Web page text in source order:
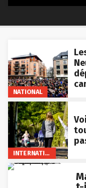
NATIONAL
INTERNATIONAL